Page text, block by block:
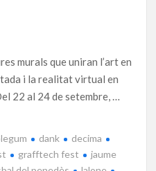
murals que uniran l’art en
i la realitat virtual en
22 al 24 de setembre, …
dank
decima
grafftech fest
jaume